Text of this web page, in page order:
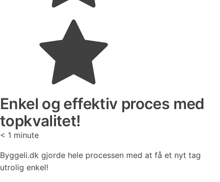
Enkel og effektiv proces med
topkvalitet!
< 1 minute
Byggeli.dk gjorde hele processen med at få et nyt tag
utrolig enkel!